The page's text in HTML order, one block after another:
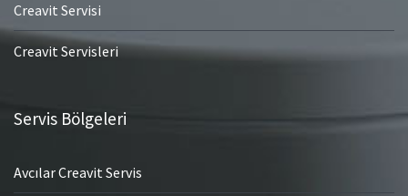
Creavit Servisi
Creavit Servisleri
Servis Bölgeleri
Avcılar Creavit Servis